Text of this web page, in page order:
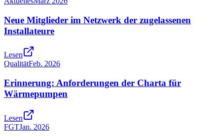
Neue Mitglieder im Netzwerk der zugelassenen
Installateure
Lesen
QualitätFeb. 2026
Erinnerung: Anforderungen der Charta für
Wärmepumpen
Lesen
FGTJan. 2026